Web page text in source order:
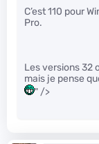
C’est 110 pour
Pro.
Les versions 32
mais je pense
" />